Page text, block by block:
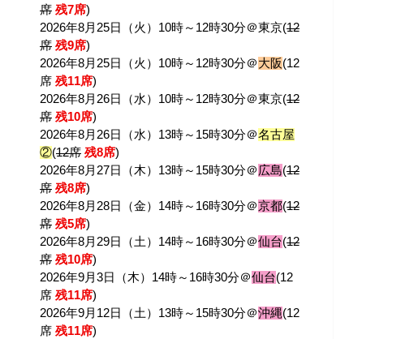
席 残7席)
2026年8月25日（火）10時～12時30分＠東京(12
席 残9席)
2026年8月25日（火）10時～12時30分＠大阪(12
席 残11席)
2026年8月26日（水）10時～12時30分＠東京(12
席 残10席)
2026年8月26日（水）13時～15時30分＠名古屋
②(12席 残8席)
2026年8月27日（木）13時～15時30分＠広島(12
席 残8席)
2026年8月28日（金）14時～16時30分＠京都(12
席 残5席)
2026年8月29日（土）14時～16時30分＠仙台(12
席 残10席)
2026年9月3日（木）14時～16時30分＠仙台(12
席 残11席)
2026年9月12日（土）13時～15時30分＠沖縄(12
席 残11席)